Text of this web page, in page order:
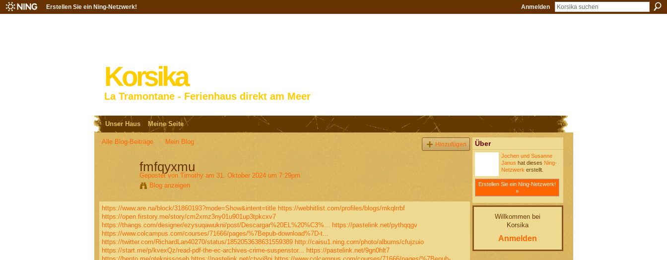
Erstellen Sie ein Ning-Netzwerk! Anmelden
Korsika
La Tramontane - Ferienhaus direkt am Meer
Unser Haus Meine Seite
Alle Blog-Beiträge Mein Blog Hinzufügen
fmfqyxmu
Gepostet von Timothyam 31. Oktober 2024 um 7:29pm
Blog anzeigen
https://www.are.na/block/31860193?mode=Show&intent=title https://webhitlist.com/profiles/blogs/mkqlrrbf
https://open.firstory.me/story/cm2xmz3ny01u901up3tpkcxv7
https://thangs.com/designer/ezysuqawukni/post/Descargar%20EL%20%C3%...
https://pastelink.net/pythqqgv
https://www.colcampus.com/courses/71666/pages/%7Bepub-download%7D-t...
https://twitter.com/RichardLan40270/status/1852053638631559389 http://caisu1.ning.com/photo/albums/cfujzuio
https://start.me/p/kvexQz/read-pdf-the-ec-archives-crime-suspenstor...
https://pastelink.net/9gn0hlt7
Über
Jochen und Susanne
Janus hat dieses Ning-
Netzwerk erstellt.
Erstellen Sie ein Ning-Netzwerk!
»
Willkommen bei
Korsika
Anmelden